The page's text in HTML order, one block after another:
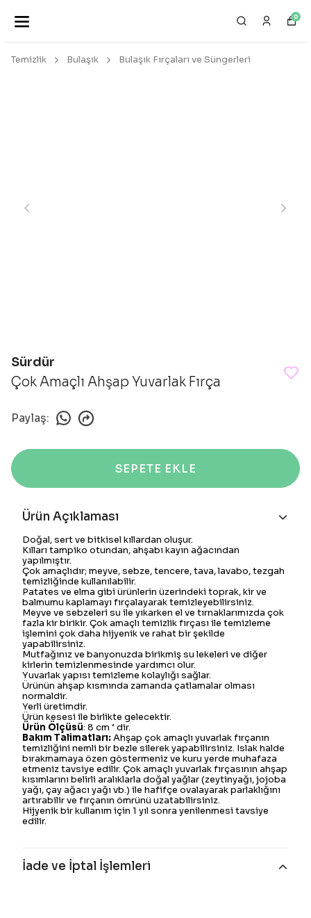
EKOLOJİK VE DOĞAL ÜRÜNLER 🌍 0
Temizlik Bulaşık Bulaşık Fırçaları ve Süngerleri
Sürdür
Çok Amaçlı Ahşap Yuvarlak Fırça
Paylaş:
SEPETE EKLE
Ürün Açıklaması
Doğal, sert ve bitkisel kıllardan oluşur.
Kılları tampiko otundan, ahşabı kayın ağacından
yapılmıştır.
Çok amaçlıdır; meyve, sebze, tencere, tava, lavabo, tezgah
temizliğinde kullanılabilir.
Patates ve elma gibi ürünlerin üzerindeki toprak, kir ve
balmumu kaplamayı fırçalayarak temizleyebilirsiniz.
Meyve ve sebzeleri su ile yıkarken el ve tırnaklarımızda çok
fazla kir birikir. Çok amaçlı temizlik fırçası ile temizleme
işlemini çok daha hijyenik ve rahat bir şekilde
yapabilirsiniz.
Mutfağınız ve banyonuzda birikmiş su lekeleri ve diğer
kirlerin temizlenmesinde yardımcı olur.
Yuvarlak yapısı temizleme kolaylığı sağlar.
Ürünün ahşap kısmında zamanda çatlamalar olması
normaldir.
Yerli üretimdir.
Ürün kesesi ile birlikte gelecektir.
Ürün Ölçüsü: 8 cm ‘ dir.
Bakım Talimatları: Ahşap çok amaçlı yuvarlak fırçanın
temizliğini nemli bir bezle silerek yapabilirsiniz. Islak halde
bırakmamaya özen göstermeniz ve kuru yerde muhafaza
etmeniz tavsiye edilir. Çok amaçlı yuvarlak fırçasının ahşap
kısımlarını belirli aralıklarla doğal yağlar (zeytinyağı, jojoba
yağı, çay ağacı yağı vb.) ile hafifçe ovalayarak parlaklığını
artırabilir ve fırçanın ömrünü uzatabilirsiniz.
Hijyenik bir kullanım için 1 yıl sonra yenilenmesi tavsiye
edilir.
İade ve İptal İşlemleri